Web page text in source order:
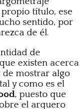
título, ese
sentido, por
de él.
de
existen acerca
mostrar algo
y como es el
, puesto que
el arquero